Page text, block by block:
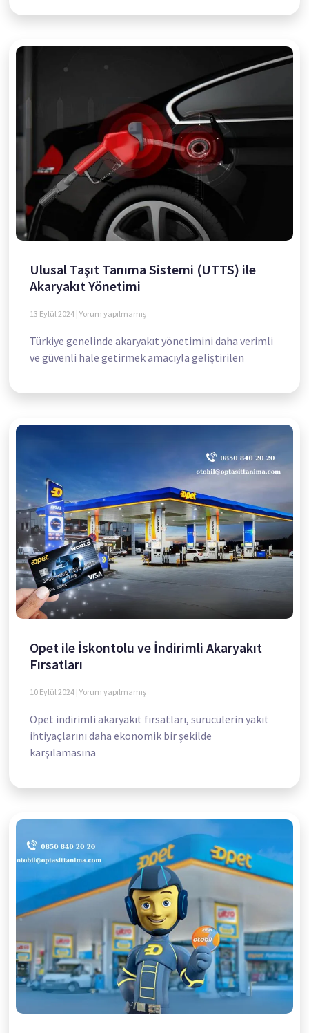
Ulusal Taşıt Tanıma Sistemi (UTTS) ile
Akaryakıt Yönetimi
13 Eylül 2024 Yorum yapılmamış
Türkiye genelinde akaryakıt yönetimini daha verimli
ve güvenli hale getirmek amacıyla geliştirilen
Opet ile İskontolu ve İndirimli Akaryakıt
Fırsatları
10 Eylül 2024 Yorum yapılmamış
Opet indirimli akaryakıt fırsatları, sürücülerin yakıt
ihtiyaçlarını daha ekonomik bir şekilde
karşılamasına